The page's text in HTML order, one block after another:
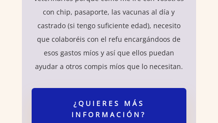
con chip, pasaporte, las vacunas al día y
castrado (si tengo suficiente edad), necesito
que colaboréis con el refu encargándoos de
esos gastos míos y así que ellos puedan
ayudar a otros compis míos que lo necesitan.
¿QUIERES MÁS
INFORMACIÓN?